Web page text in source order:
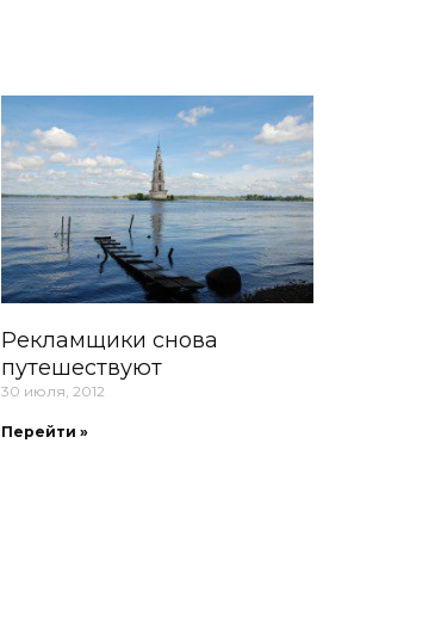
Рекламщики снова
путешествуют
30 июля, 2012
Перейти »